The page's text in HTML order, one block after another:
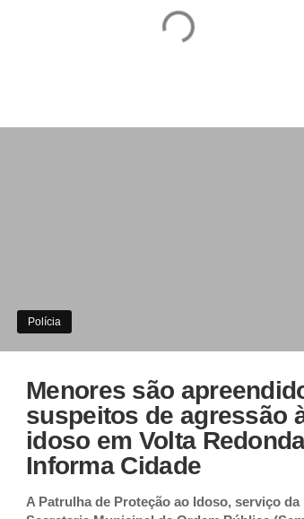
Polícia
Menores são
suspeitos de agressão
idoso em Volta
Informa Cidade
A Patrulha de Proteção ao Idoso, serviço da